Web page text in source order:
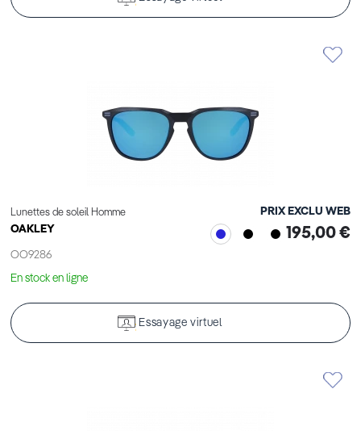
Lunettes de soleil Homme
OAKLEY
OO9286
PRIX EXCLU WEB
195,00 €
En stock en ligne
Essayage virtuel